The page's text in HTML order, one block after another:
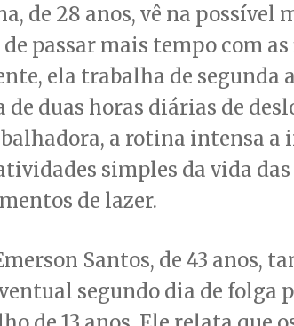
de 28 anos, vê na possível
passar mais tempo com as
ela trabalha de segunda
de duas horas diárias de
a rotina intensa a
simples da vida
de lazer.
Santos, de 43 anos,
segundo dia de folga